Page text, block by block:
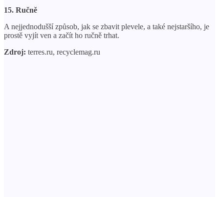
15. Ručně
A nejjednodušší způsob, jak se zbavit plevele, a také nejstaršího, je
prostě vyjít ven a začít ho ručně trhat.
Zdroj: terres.ru, recyclemag.ru